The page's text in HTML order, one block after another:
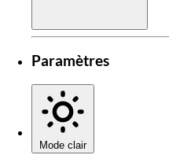
Paramètres
Mode clair